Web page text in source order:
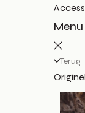
Menu
Terug